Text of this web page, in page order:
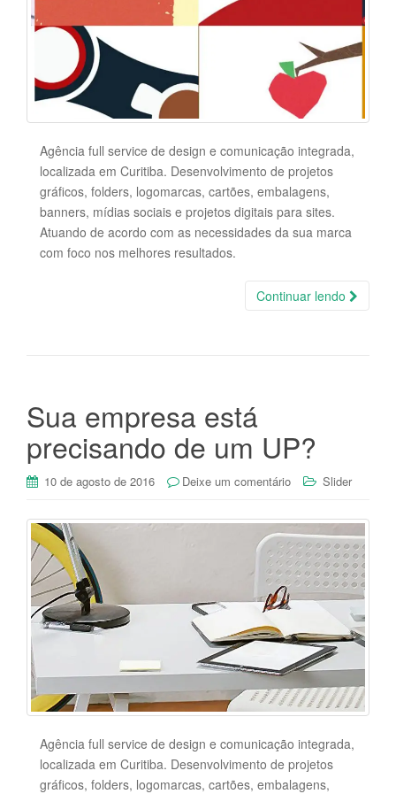
Agência full service de design e comunicação integrada,
localizada em Curitiba. Desenvolvimento de projetos
gráficos, folders, logomarcas, cartões, embalagens,
banners, mídias sociais e projetos digitais para sites.
Atuando de acordo com as necessidades da sua marca
com foco nos melhores resultados.
Continuar lendo
Sua empresa está
precisando de um UP?
10 de agosto de 2016 Deixe um comentário Slider
Agência full service de design e comunicação integrada,
localizada em Curitiba. Desenvolvimento de projetos
gráficos, folders, logomarcas, cartões, embalagens,